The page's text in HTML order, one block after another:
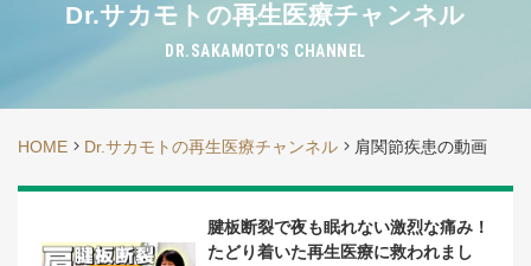
Dr.サカモトの再生医療チャンネル
DR.SAKAMOTO'S CHANNEL
HOME Dr.サカモトの再生医療チャンネル 肩関節疾患の動画
腱板断裂で夜も眠れない激烈な痛み！
たどり着いた再生医療に救われまし